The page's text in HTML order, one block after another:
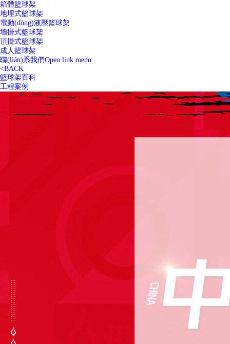
箱體籃球架
地埋式籃球架
電動(dòng)液壓籃球架
墻掛式籃球架
頂掛式籃球架
成人籃球架
聯(lián)系我們Open link menu
<BACK
籃球架百科
工程案例